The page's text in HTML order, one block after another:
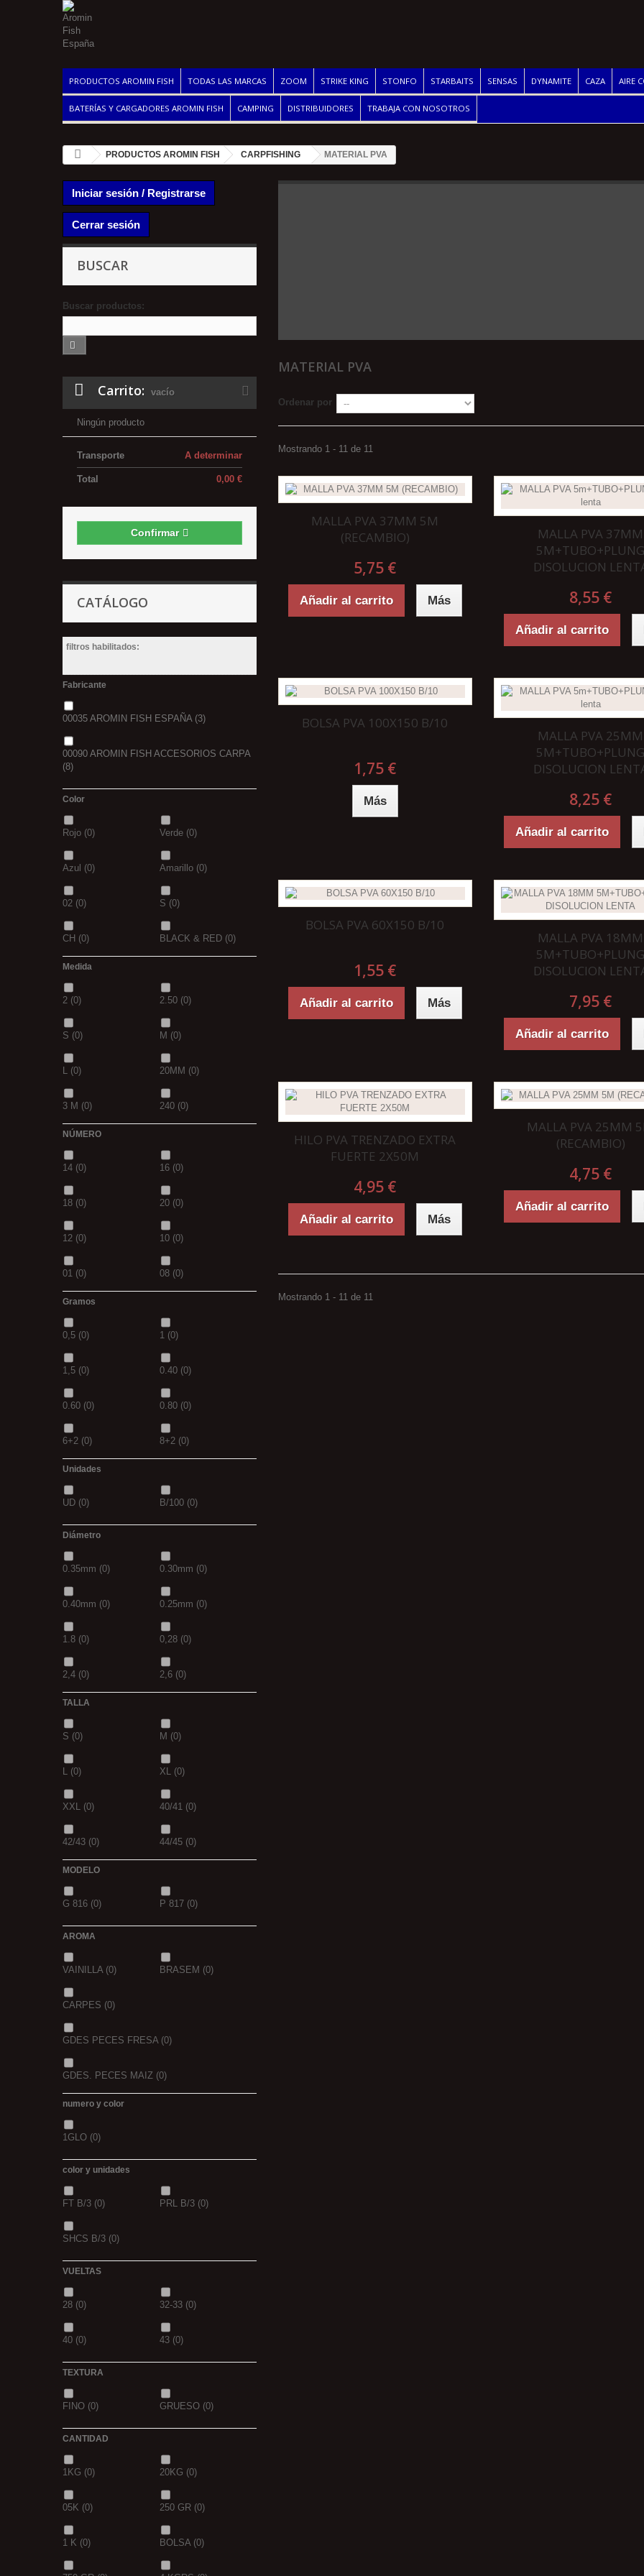
PRODUCTOS AROMIN FISH TODAS LAS MARCAS ZOOM STRIKE KING STONFO STARBAITS SENSAS DYNAMITE CAZA AIRE
BATERÍAS Y CARGADORES AROMIN FISH CAMPING DISTRIBUIDORES TRABAJA CON NOSOTROS
PRODUCTOS AROMIN FISH CARPFISHING MATERIAL PVA
Iniciar sesión / Registrarse
Cerrar sesión
BUSCAR
Buscar productos:
Carrito: vacío
Ningún producto
A determinar
Transporte
0,00 €
Total
Confirmar
CATÁLOGO
filtros habilitados:
Fabricante
00035 AROMIN FISH ESPAÑA(3)
00090 AROMIN FISH ACCESORIOS CARPA
(8)
Color
Rojo (0) Verde (0)
Azul (0) Amarillo (0)
02 (0) S (0)
CH (0) BLACK & RED (0)
(0) (0)
(0) (0)
(0)
(0) (0)
D.GREN PURPLE
18(0) blanca
Medida
2 (0) 2.50 (0)
S (0) M (0)
L (0) 20MM (0)
3 M (0) 240 (0)
(0) (0)
(0) (0)
8MM (0) 2 M (0)
(0) 30-25
35-30 1,10M
1,30M 2,5M
5/0 21MM
NÚMERO
14 (0) 16 (0)
18 (0) 20 (0)
12 (0) 10 (0)
01 (0) 08 (0)
(0) 3/0 (0)
(0) (0)
(0) (0)
(0) (0)
43(0) 44(0)
Gramos
0,5 (0) 1 (0)
1,5 (0) 0.40 (0)
0.60 (0) 0.80 (0)
6+2 (0) 8+2 (0)
(0) (0)
Unidades
UD (0) B/100 (0)
Diámetro
0.35mm (0) 0.30mm (0)
0.40mm (0) 0.25mm (0)
1.8 (0) 0,28 (0)
2,4 (0) 2,6 (0)
1,5 (0) (0)
2,3 (0)
TALLA
S (0) M (0)
L (0) XL (0)
XXL (0) 40/41 (0)
42/43 (0) 44/45 (0)
MODELO
G 816 (0) P 817 (0)
AROMA
VAINILLA(0) BRASEM (0)
CARPES (0)
GDES PECES FRESA(0)
GDES. PECES MAIZ (0)
GDES. PECES SCOPEX
TIGERNUTS
MIEL OCEAN LIVER
GOLDEN X
numero y color
1GLO (0)
color y unidades
FT B/3 (0) PRL B/3 (0)
SHCS B/3 (0)
VUELTAS
28 (0) 32-33 (0)
40 (0) 43 (0)
TEXTURA
FINO (0) GRUESO (0)
CANTIDAD
1KG (0) 20KG (0)
05K (0) 250 GR (0)
1 K (0) BOLSA(0)
MATERIAL PVA
Ordenar por
Mostrando 1 - 11 de 11
MALLA PVA 37MM 5M
(RECAMBIO)
5,75 €
Añadir al carrito Más
MALLA PVA 37MM
5M+TUBO+PLUNG
DISOLUCION
8,55 €
Añadir al carrito
BOLSA PVA 100X150 B/10
1,75 €
Más
MALLA PVA 25MM
5M+TUBO+PLUNG
DISOLUCION
8,25 €
Añadir al carrito
BOLSA PVA 60X150 B/10
1,55 €
Añadir al carrito Más
MALLA PVA 18MM
5M+TUBO+PLUNG
DISOLUCION
7,95 €
Añadir al carrito
HILO PVA TRENZADO EXTRA
FUERTE 2X50M
4,95 €
Añadir al carrito Más
MALLA PVA 25MM
(RECAMBIO)
4,75 €
Añadir al carrito
Mostrando 1 - 11 de 11